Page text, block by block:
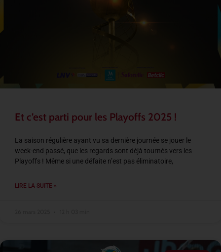
Et c’est parti pour les Playoffs 2025 !
La saison régulière ayant vu sa dernière journée se jouer le
week-end passé, que les regards sont déjà tournés vers les
Playoffs ! Même si une défaite n’est pas éliminatoire,
LIRE LA SUITE »